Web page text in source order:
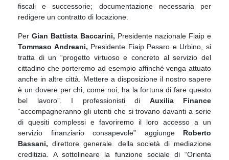
fiscali e successorie; documentazione necessaria per
redigere un contratto di locazione.
Per Gian Battista Baccarini, Presidente nazionale Fiaip e
Tommaso Andreani, Presidente Fiaip Pesaro e Urbino, si
tratta di un “progetto virtuoso e concreto al servizio del
cittadino che porteremo ad esempio affinché venga attuato
anche in altre città. Mettere a disposizione il nostro sapere
è un dovere per chi, come noi, ha la fortuna di fare questo
bel lavoro”. I professionisti di Auxilia Finance
“accompagneranno gli utenti che si trovano davanti a serie
di quesiti complessi e favoriremo il loro accesso a un
servizio finanziario consapevole” aggiunge Roberto
Bassani, direttore generale. della società di mediazione
creditizia.A sottolineare la funzione sociale di “Orienta